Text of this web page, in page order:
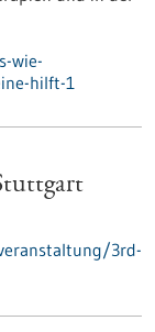
wie-
hilft-1
3rd-